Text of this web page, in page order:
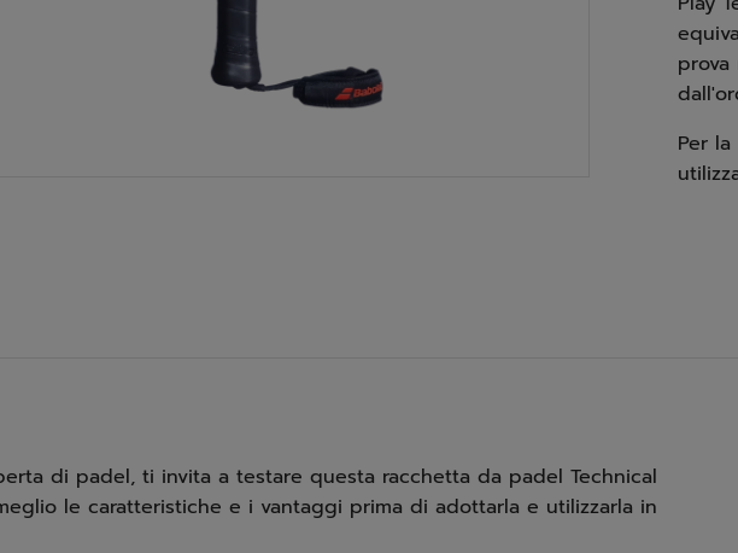
Per
di padel, ti invita a testare questa racchetta da padel Technical
le caratteristiche e i vantaggi prima di adottarla e utilizzarla in